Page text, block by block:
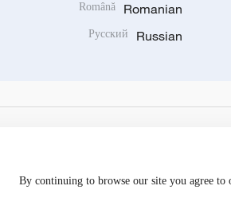
Romanian
Română
Russian
Русский
By continuing to browse our site you agree to